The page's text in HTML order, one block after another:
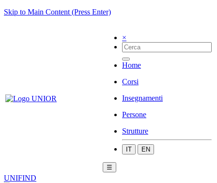
Skip to Main Content (Press Enter)
×
Home
Corsi
Insegnamenti
Persone
Strutture
IT EN
☰
UNIFIND